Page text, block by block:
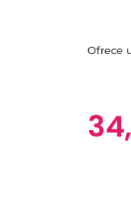
Ofrece